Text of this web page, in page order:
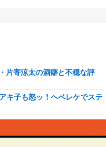
片寄涼太の酒癖と不穏な評
キ子も怒ッ！ヘベレケでステ